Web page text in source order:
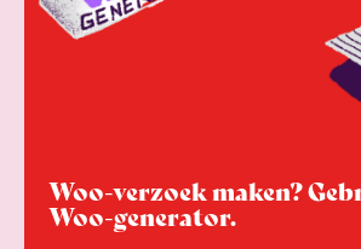
Woo-verzoek maken?
Woo-generator.